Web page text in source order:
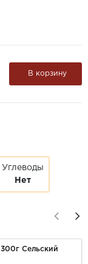
В корзину
Углеводы
Нет
Сельский